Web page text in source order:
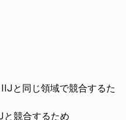
と同じ領域で競合するた
競合するため